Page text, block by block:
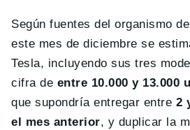
Según fuentes del organismo
este mes de diciembre se
Tesla, incluyendo sus tres
cifra de entre 10.000 y 13.000
que supondría entregar entre 2
el mes anterior, y duplicar la